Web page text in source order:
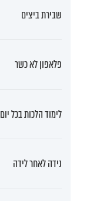
שבירת ביצים
פלאפון לא כשר
לימוד הלכות בכל יום
נידה לאחר לידה